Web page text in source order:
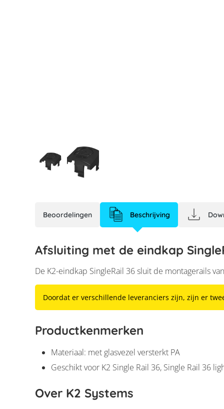
Beoordelingen Beschrijving
Afsluiting met de eindkap
De K2-eindkap SingleRail 36 sluit de montagerails
Doordat er verschillende leveranciers zijn, zijn er
Productkenmerken
Materiaal: met glasvezel versterkt PA
Geschikt voor K2 Single Rail 36, Single Rail 36
Over K2 Systems